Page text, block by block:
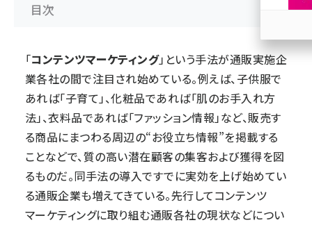
目次
「コンテンツマーケティング」という手法が通販実施企
業各社の間で注目され始めている。例えば、子供服で
あれば「子育て」、化粧品であれば「肌のお手入れ方
法」、衣料品であれば「ファッション情報」など、販売す
る商品にまつわる周辺の“お役立ち情報”を掲載する
ことなどで、質の高い潜在顧客の集客および獲得を図
るものだ。同手法の導入ですでに実効を上げ始めてい
る通販企業も増えてきている。先行してコンテンツ
マーケティングに取り組む通販各社の現状などについ
参